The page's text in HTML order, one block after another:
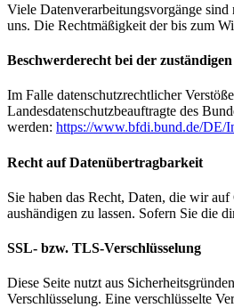
Viele Datenverarbeitungsvorgänge
uns. Die Rechtmäßigkeit der bis zum
Beschwerderecht bei der
Im Falle datenschutzrechtlicher
Landesdatenschutzbeauftragte des
werden: https://www.bfdi.bund.de/DE/
Recht auf Datenübertragbarkeit
Sie haben das Recht, Daten, die wir
aushändigen zu lassen. Sofern Sie die
SSL- bzw. TLS-Verschlüsselung
Diese Seite nutzt aus
Verschlüsselung. Eine verschlüsselte